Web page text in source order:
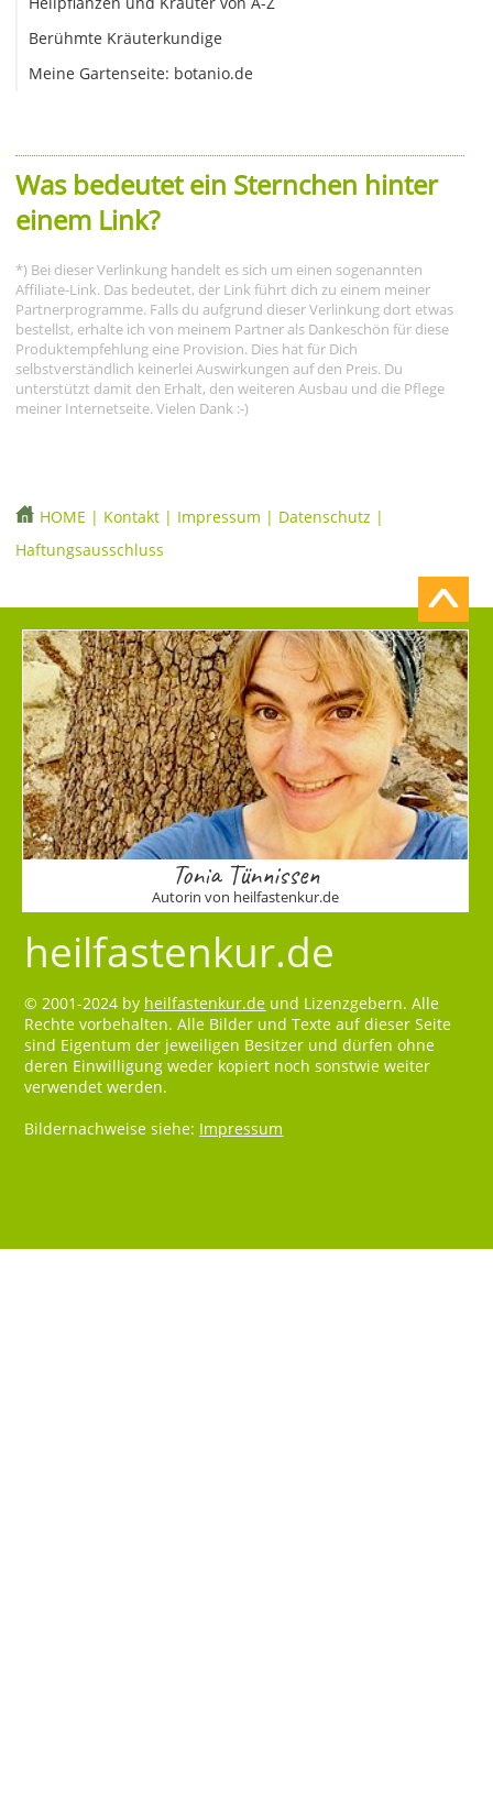
Berühmte Kräuterkundige
Meine Gartenseite: botanio.de
Was bedeutet ein Sternchen hinter
einem Link?
*) Bei dieser Verlinkung handelt es sich um einen sogenannten
Affiliate-Link. Das bedeutet, der Link führt dich zu einem meiner
Partnerprogramme. Falls du aufgrund dieser Verlinkung dort etwas
bestellst, erhalte ich von meinem Partner als Dankeschön für diese
Produktempfehlung eine Provision. Dies hat für Dich
selbstverständlich keinerlei Auswirkungen auf den Preis. Du
unterstützt damit den Erhalt, den weiteren Ausbau und die Pflege
meiner Internetseite. Vielen Dank :-)
HOME | Kontakt | Impressum | Datenschutz |
Haftungsausschluss
Tonia Tünnissen
Autorin von heilfastenkur.de
heilfastenkur.de
© 2001-2024 by heilfastenkur.de und Lizenzgebern. Alle
Rechte vorbehalten. Alle Bilder und Texte auf dieser Seite
sind Eigentum der jeweiligen Besitzer und dürfen ohne
deren Einwilligung weder kopiert noch sonstwie weiter
verwendet werden.
Bildernachweise siehe: Impressum